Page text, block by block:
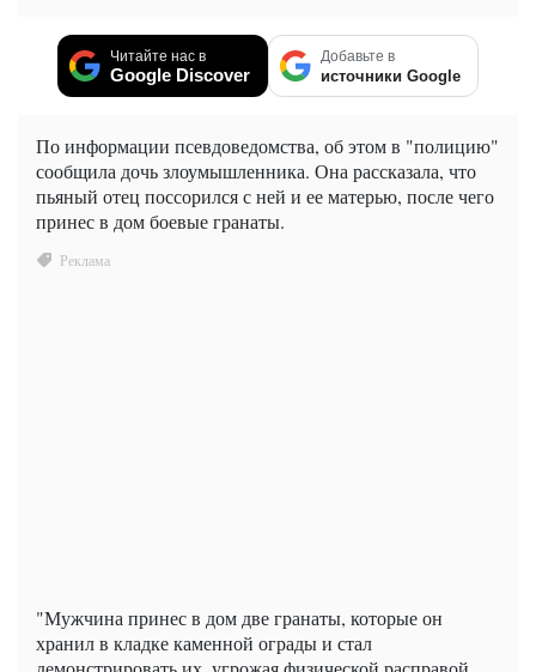
Читайте нас в
Google Discover
Добавьте в
источники Google
По информации псевдоведомства, об этом в "полицию"
сообщила дочь злоумышленника. Она рассказала, что
пьяный отец поссорился с ней и ее матерью, после чего
принес в дом боевые гранаты.
"Мужчина принес в дом две гранаты, которые он
хранил в кладке каменной ограды и стал